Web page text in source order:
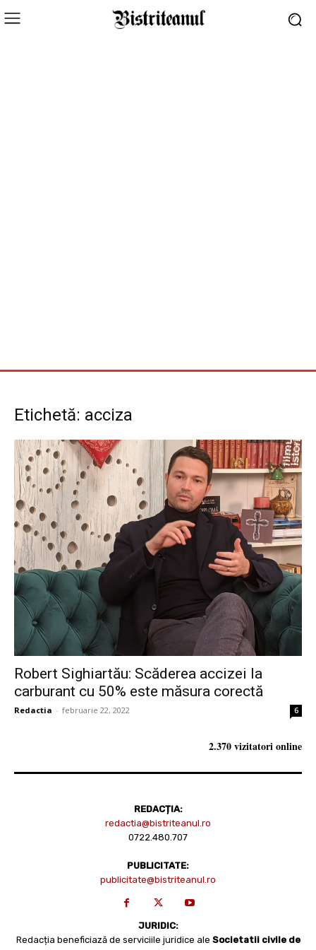
Etichetă: acciza
Robert Sighiartău: Scăderea accizei la
carburant cu 50% este măsura corectă
Redactia - februarie 22, 2022 6
2.370 vizitatori online
REDACȚIA:
redactia@bistriteanul.ro
0722.480.707
PUBLICITATE:
publicitate@bistriteanul.ro
JURIDIC:
Redacția beneficiază de serviciile juridice ale Societatii civile de